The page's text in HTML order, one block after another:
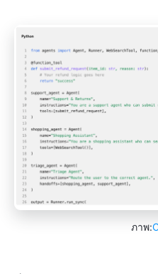
ภาพ: